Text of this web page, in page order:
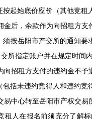
始底价应价（其他竞租
金后，余款作为向招租方支
岳阳市产交所的通知要
所指定账户并在规定时
向招租方支付的违约金不予
未违约竞得人和违约竞
易中心转至岳阳市产权交
人在报名前须充分了解标